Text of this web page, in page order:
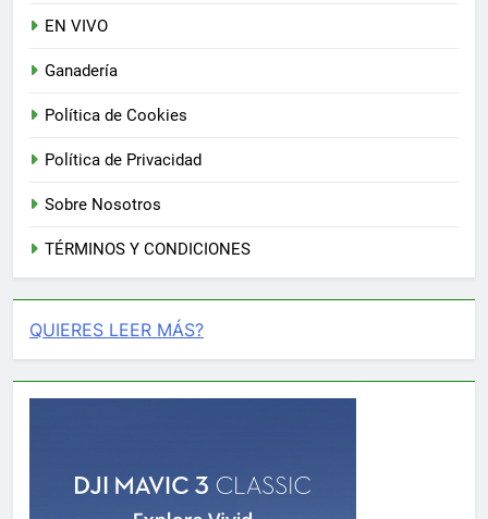
EN VIVO
Ganadería
Política de Cookies
Política de Privacidad
Sobre Nosotros
TÉRMINOS Y CONDICIONES
QUIERES LEER MÁS?